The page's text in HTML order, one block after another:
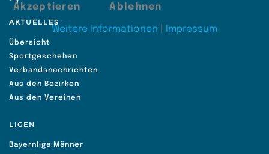
AKTUELLES
Übersicht
Sportgeschehen
Verbandsnachrichten
Aus den Bezirken
Aus den Vereinen
LIGEN
Bayernliga Männer
Akzeptieren Ablehnen
Weitere Informationen Impressum